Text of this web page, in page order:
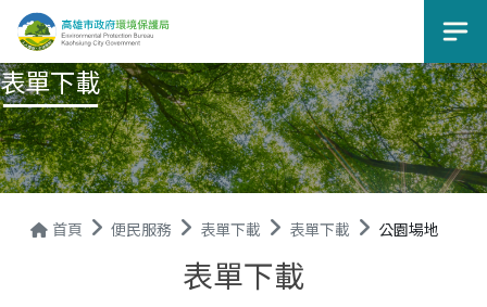
選
表單下載
首頁 便民服務 表單下載 表單下載 公園場地
表單下載